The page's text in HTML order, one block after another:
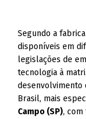
Segundo a
disponíveis em
legislações de
tecnologia à
desenvolvimento
Brasil, mais
Campo (SP),